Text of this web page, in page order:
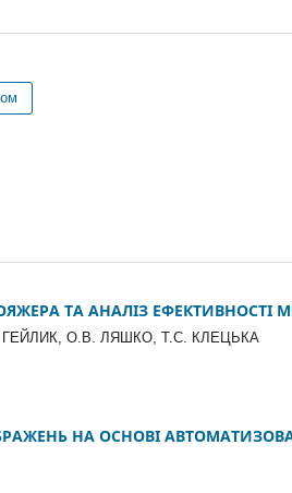
ТА АНАЛІЗ ЕФЕКТИВНОСТІ
О.В. ЛЯШКО, Т.С. КЛЕЦЬКА
НА ОСНОВІ